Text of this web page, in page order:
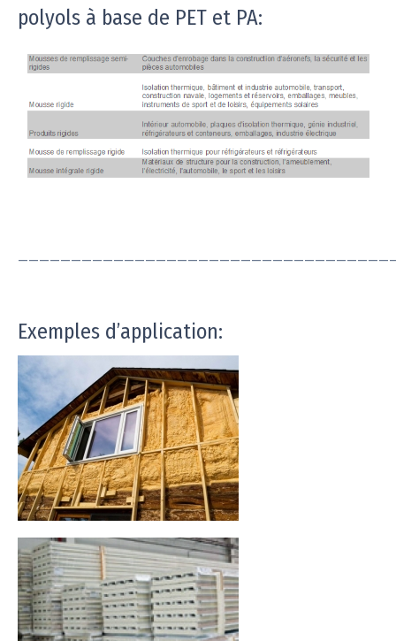
polyols à base de PET et PA:
Exemples d’application: